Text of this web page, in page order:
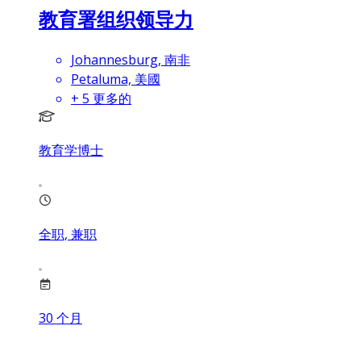
教育署组织领导力
Johannesburg, 南非
Petaluma, 美國
+ 5 更多的
教育学博士
全职, 兼职
30 个月